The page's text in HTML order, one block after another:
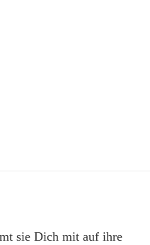
sie Dich mit auf ihre